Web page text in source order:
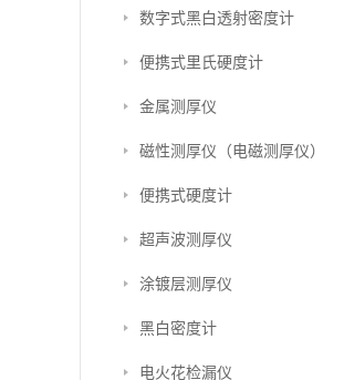
数字式黑白透射密度计
便携式里氏硬度计
金属测厚仪
磁性测厚仪（电磁测厚仪）
便携式硬度计
超声波测厚仪
涂镀层测厚仪
黑白密度计
电火花检漏仪